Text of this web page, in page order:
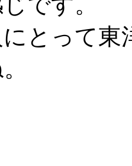
とって